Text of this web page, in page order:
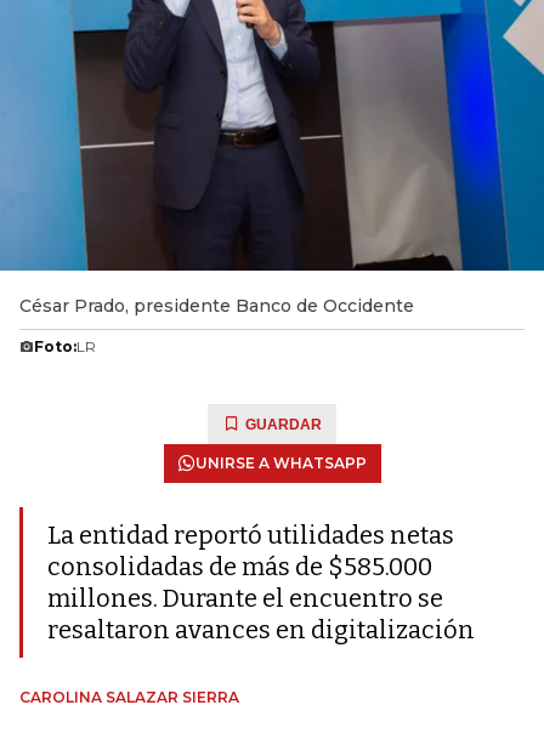
César Prado, presidente Banco de Occidente
Foto:LR
GUARDAR
UNIRSE A WHATSAPP
La entidad reportó utilidades netas
consolidadas de más de $585.000
millones. Durante el encuentro se
resaltaron avances en digitalización
CAROLINA SALAZAR SIERRA